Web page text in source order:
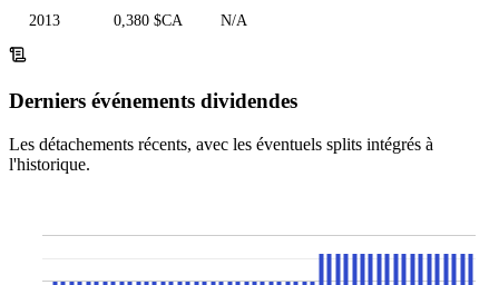
2013 0,380 $CA N/A
Derniers événements dividendes
Les détachements récents, avec les éventuels splits intégrés à
l'historique.